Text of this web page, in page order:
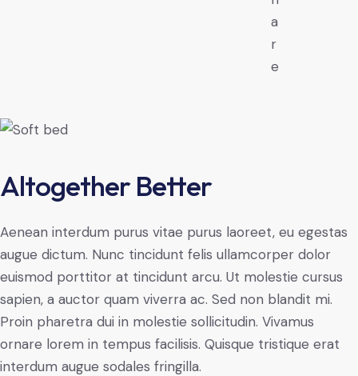
a
r
e
Altogether Better
Aenean interdum purus vitae purus laoreet, eu egestas
augue dictum. Nunc tincidunt felis ullamcorper dolor
euismod porttitor at tincidunt arcu. Ut molestie cursus
sapien, a auctor quam viverra ac. Sed non blandit mi.
Proin pharetra dui in molestie sollicitudin. Vivamus
ornare lorem in tempus facilisis. Quisque tristique erat
interdum augue sodales fringilla.